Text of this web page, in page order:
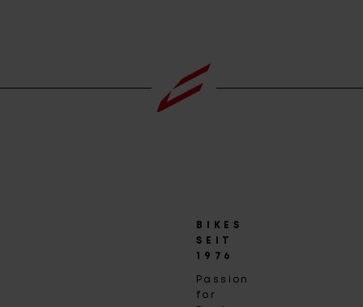
BIKES
SEIT
1976
Passion
for